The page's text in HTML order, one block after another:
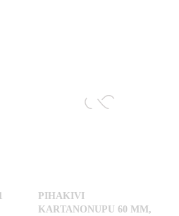
PIHAKIVI
KARTANONUPU 60 MM,